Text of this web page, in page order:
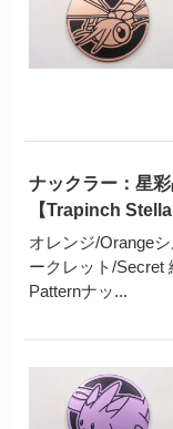
ナックラー：星
【Trapinch
オレンジ/Orange
ークレット/Secret
Patternナッ...